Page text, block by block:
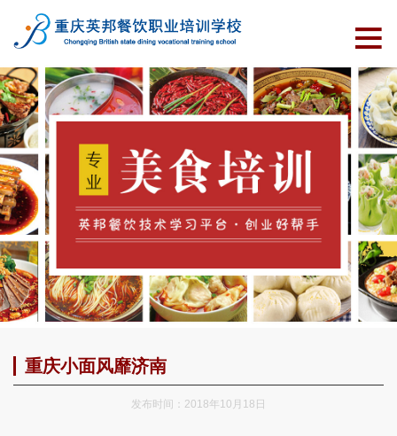
重庆小面风靡济南
发布时间：2018年10月18日